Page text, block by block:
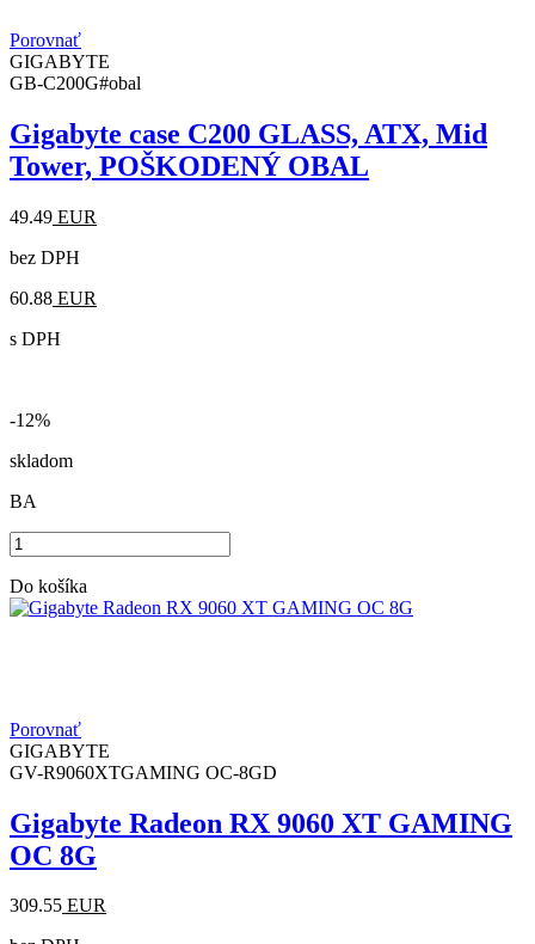
Porovnať
GIGABYTE
GB-C200G#obal
Gigabyte case C200 GLASS, ATX, Mid
Tower, POŠKODENÝ OBAL
49.49 EUR
bez DPH
60.88 EUR
s DPH
-12%
skladom
BA
Do košíka
Porovnať
GIGABYTE
GV-R9060XTGAMING OC-8GD
Gigabyte Radeon RX 9060 XT GAMING
OC 8G
309.55 EUR